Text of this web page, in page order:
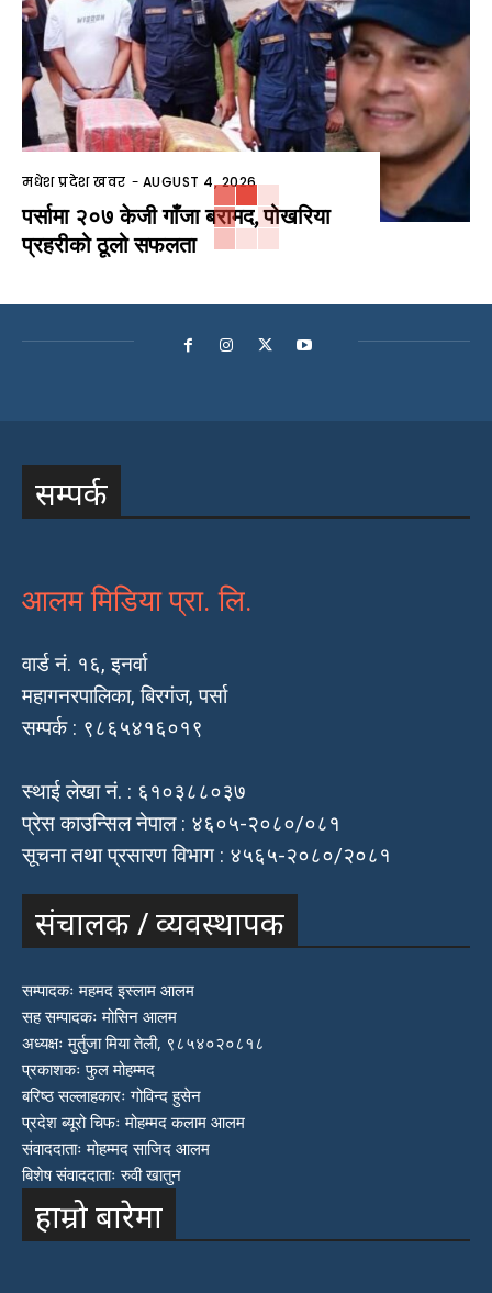
मधेश प्रदेश खवर - AUGUST 4, 2026
पर्सामा २०७ केजी गाँजा बरामद, पोखरिया
प्रहरीको ठूलो सफलता
सम्पर्क
आलम मिडिया प्रा. लि.
वार्ड नं. १६, इनर्वा
महागनरपालिका, बिरगंज, पर्सा
सम्पर्क : ९८६५४१६०१९
स्थाई लेखा नं. : ६१०३८८०३७
प्रेस काउन्सिल नेपाल : ४६०५-२०८०/०८१
सूचना तथा प्रसारण विभाग : ४५६५-२०८०/२०८१
संचालक / व्यवस्थापक
सम्पादकः महमद इस्लाम आलम
सह सम्पादकः मोसिन आलम
अध्यक्षः मुर्तुजा मिया तेली, ९८५४०२०८१८
प्रकाशकः फुल मोहम्मद
बरिष्ठ सल्लाहकारः गोविन्द हुसेन
प्रदेश ब्यूरो चिफः मोहम्मद कलाम आलम
संवाददाताः मोहम्मद साजिद आलम
बिशेष संवाददाताः रुवी खातुन
हाम्रो बारेमा